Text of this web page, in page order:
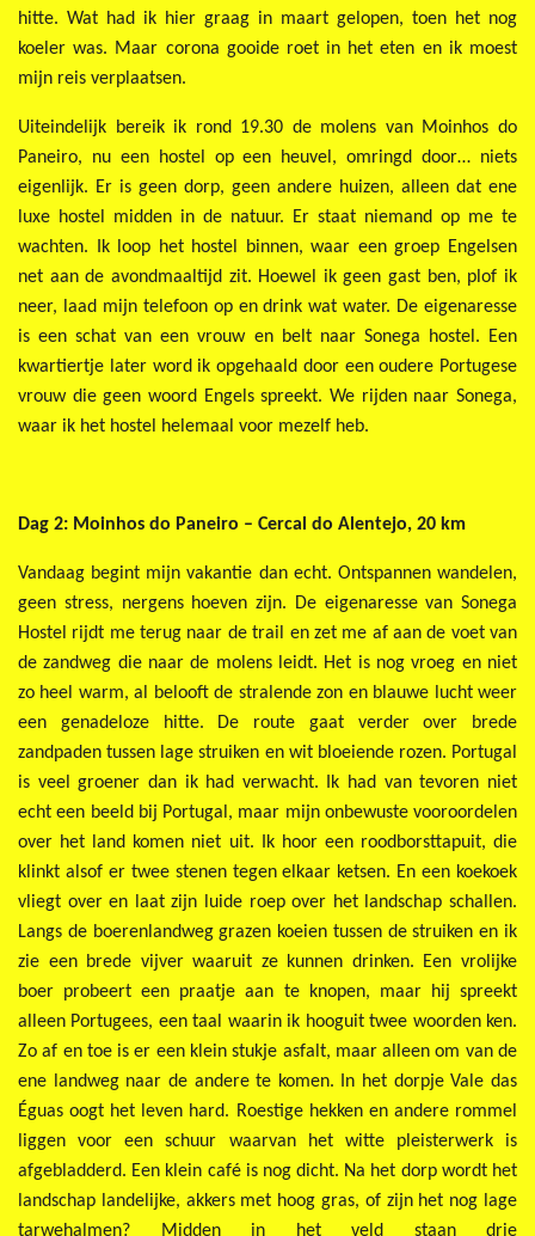
hitte. Wat had ik hier graag in maart gelopen, toen het nog
koeler was. Maar corona gooide roet in het eten en ik moest
mijn reis verplaatsen.
Uiteindelijk bereik ik rond 19.30 de molens van Moinhos do
Paneiro, nu een hostel op een heuvel, omringd door… niets
eigenlijk. Er is geen dorp, geen andere huizen, alleen dat ene
luxe hostel midden in de natuur. Er staat niemand op me te
wachten. Ik loop het hostel binnen, waar een groep Engelsen
net aan de avondmaaltijd zit. Hoewel ik geen gast ben, plof ik
neer, laad mijn telefoon op en drink wat water. De eigenaresse
is een schat van een vrouw en belt naar Sonega hostel. Een
kwartiertje later word ik opgehaald door een oudere Portugese
vrouw die geen woord Engels spreekt. We rijden naar Sonega,
waar ik het hostel helemaal voor mezelf heb.
Dag 2: Moinhos do Paneiro – Cercal do Alentejo, 20 km
Vandaag begint mijn vakantie dan echt. Ontspannen wandelen,
geen stress, nergens hoeven zijn. De eigenaresse van Sonega
Hostel rijdt me terug naar de trail en zet me af aan de voet van
de zandweg die naar de molens leidt. Het is nog vroeg en niet
zo heel warm, al belooft de stralende zon en blauwe lucht weer
een genadeloze hitte. De route gaat verder over brede
zandpaden tussen lage struiken en wit bloeiende rozen. Portugal
is veel groener dan ik had verwacht. Ik had van tevoren niet
echt een beeld bij Portugal, maar mijn onbewuste vooroordelen
over het land komen niet uit. Ik hoor een roodborsttapuit, die
klinkt alsof er twee stenen tegen elkaar ketsen. En een koekoek
vliegt over en laat zijn luide roep over het landschap schallen.
Langs de boerenlandweg grazen koeien tussen de struiken en ik
zie een brede vijver waaruit ze kunnen drinken. Een vrolijke
boer probeert een praatje aan te knopen, maar hij spreekt
alleen Portugees, een taal waarin ik hooguit twee woorden ken.
Zo af en toe is er een klein stukje asfalt, maar alleen om van de
ene landweg naar de andere te komen. In het dorpje Vale das
Éguas oogt het leven hard. Roestige hekken en andere rommel
liggen voor een schuur waarvan het witte pleisterwerk is
afgebladderd. Een klein café is nog dicht. Na het dorp wordt het
landschap landelijke, akkers met hoog gras, of zijn het nog lage
tarwehalmen? Midden in het veld staan drie